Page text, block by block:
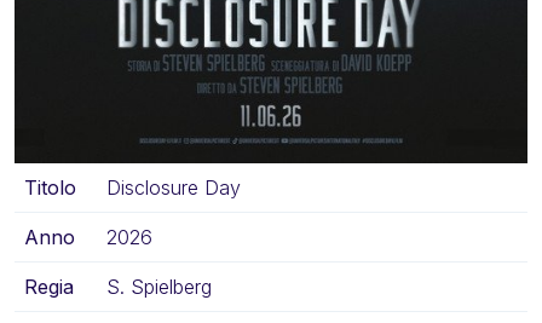
Titolo Disclosure Day
Anno 2026
Regia S. Spielberg